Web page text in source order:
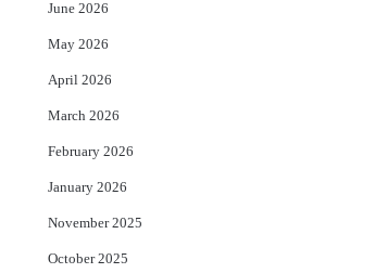
June 2026
May 2026
April 2026
March 2026
February 2026
January 2026
November 2025
October 2025